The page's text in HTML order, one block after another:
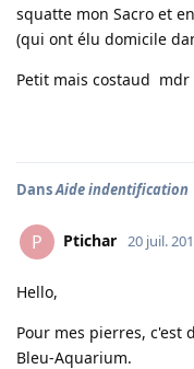
squatte mon Sacro et
(qui ont élu domicile
Petit mais costaud mdr
DansAide indentification
P Ptichar 20 juil.
Hello,
Pour mes pierres, c'est
Bleu-Aquarium.